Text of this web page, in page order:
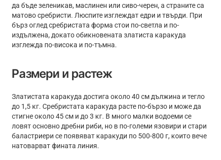
да бъде зеленикав, маслинен или сиво-черен, а страните са
матово сребристи. Люспите изглеждат едри и твърди. При
бърз оглед сребристата форма стои по-светла и по-
издължена, докато обикновената златиста каракуда
изглежда по-висока и по-тъмна.
Размери и растеж
Златистата каракуда достига около 40 см дължина и тегло
до 1,5 кг. Сребристата каракуда расте по-бързо и може да
стигне около 45 см и до 3 кг. В много малки водоеми се
ловят основно дребни риби, но в по-големи язовири и стари
баластриери се появяват каракуди по 500-800 г, които вече
натоварват фината линия.